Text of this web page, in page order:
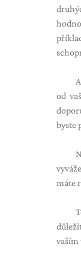
od
byste
máte
vaším